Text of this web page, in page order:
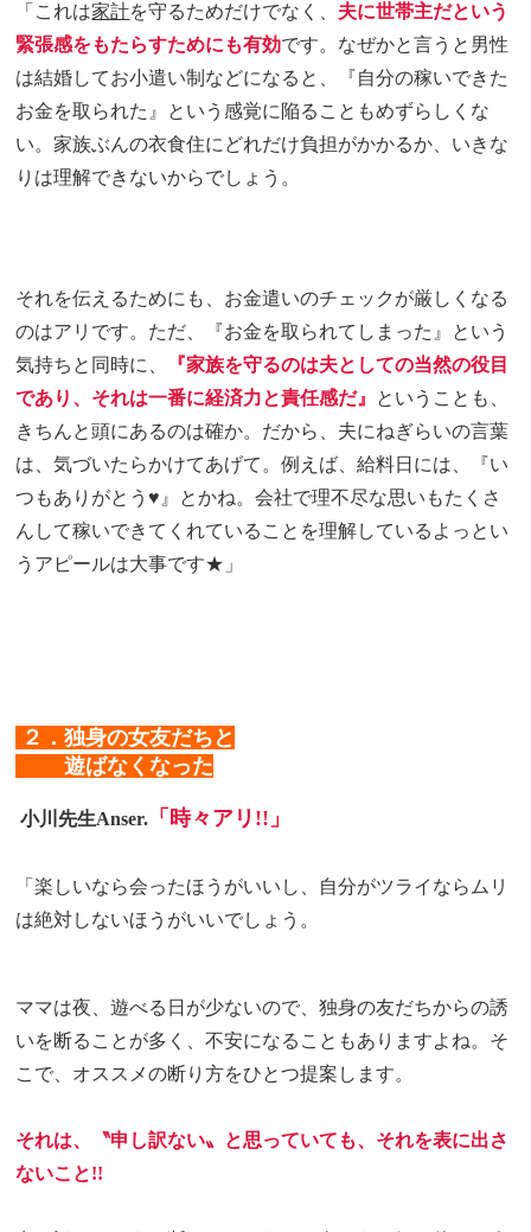
「これは家計を守るためだけでなく、 夫に世帯主だという
緊張感をもたらすためにも有効です。なぜかと言うと男性
は結婚してお小遣い制などになると、『自分の稼いできた
お金を取られた』という感覚に陥ることもめずらしくな
い。家族ぶんの衣食住にどれだけ負担がかかるか、いきな
りは理解できないからでしょう。
それを伝えるためにも、お金遣いのチェックが厳しくなる
のはアリです。ただ、『お金を取られてしまった』という
気持ちと同時に、
『家族を守るのは夫としての当然の役目
であり、それは一番に経済力と責任感だ』 ということも、
きちんと頭にあるのは確か。だから、夫にねぎらいの言葉
は、気づいたらかけてあげて。例えば、給料日には、『い
つもありがとう♥』とかね。会社で理不尽な思いもたくさ
んして稼いできてくれていることを理解しているよっとい
うアピールは大事です★」
２．独身の女友だちと
２．遊ばなくなった
小川先生Anser. 「時々アリ!!」
「楽しいなら会ったほうがいいし、自分がツライならムリ
は絶対しないほうがいいでしょう。
ママは夜、遊べる日が少ないので、独身の友だちからの誘
いを断ることが多く、不安になることもありますよね。そ
こで、オススメの断り方をひとつ提案します。
それは、〝申し訳ない〟と思っていても、それを表に出さ
ないこと!!